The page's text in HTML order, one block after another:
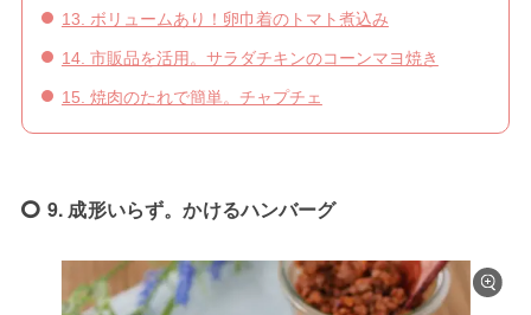
13. ボリュームあり！卵巾着のトマト煮込み
14. 市販品を活用。サラダチキンのコーンマヨ焼き
15. 焼肉のたれで簡単。チャプチェ
9. 成形いらず。かけるハンバーグ